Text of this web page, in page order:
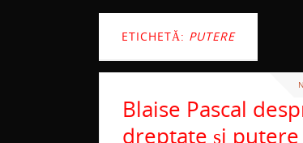
ETICHETĂ: PUTERE
Blaise Pascal
dreptate și putere